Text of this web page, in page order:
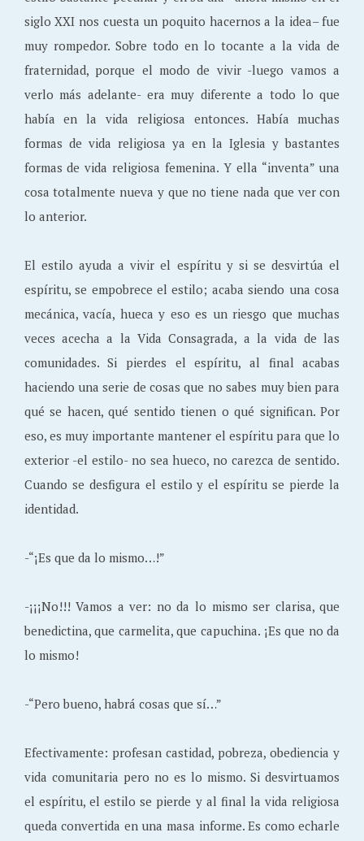
siglo XXI nos cuesta un poquito hacernos a la idea– fue
muy rompedor. Sobre todo en lo tocante a la vida de
fraternidad, porque el modo de vivir -luego vamos a
verlo más adelante- era muy diferente a todo lo que
había en la vida religiosa entonces. Había muchas
formas de vida religiosa ya en la Iglesia y bastantes
formas de vida religiosa femenina. Y ella “inventa” una
cosa totalmente nueva y que no tiene nada que ver con
lo anterior.
El estilo ayuda a vivir el espíritu y si se desvirtúa el
espíritu, se empobrece el estilo; acaba siendo una cosa
mecánica, vacía, hueca y eso es un riesgo que muchas
veces acecha a la Vida Consagrada, a la vida de las
comunidades. Si pierdes el espíritu, al final acabas
haciendo una serie de cosas que no sabes muy bien para
qué se hacen, qué sentido tienen o qué significan. Por
eso, es muy importante mantener el espíritu para que lo
exterior -el estilo- no sea hueco, no carezca de sentido.
Cuando se desfigura el estilo y el espíritu se pierde la
identidad.
-“¡Es que da lo mismo…!”
-¡¡¡No!!! Vamos a ver: no da lo mismo ser clarisa, que
benedictina, que carmelita, que capuchina. ¡Es que no da
lo mismo!
-“Pero bueno, habrá cosas que sí…”
Efectivamente: profesan castidad, pobreza, obediencia y
vida comunitaria pero no es lo mismo. Si desvirtuamos
el espíritu, el estilo se pierde y al final la vida religiosa
queda convertida en una masa informe. Es como echarle